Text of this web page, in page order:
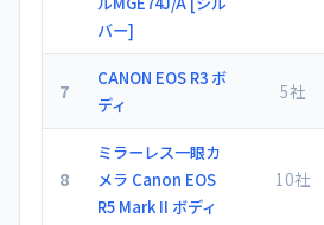
バー]
7
CANON EOS R3 ボ
ディ
5社
8
ミラーレス一眼カ
メラ Canon EOS
R5 Mark II ボディ
10社